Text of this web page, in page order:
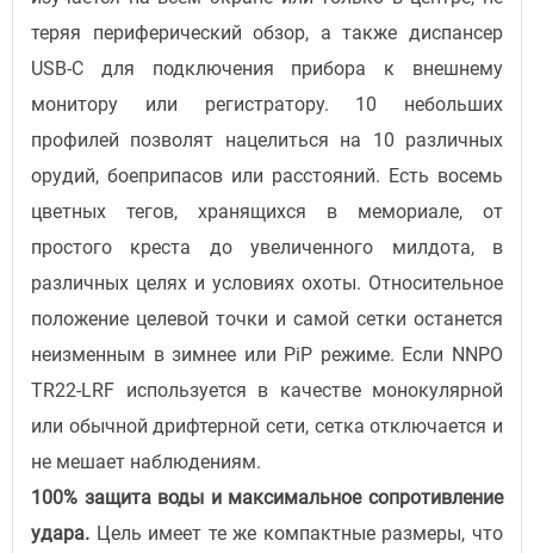
теряя периферический обзор, а также диспансер
USB-C для подключения прибора к внешнему
монитору или регистратору. 10 небольших
профилей позволят нацелиться на 10 различных
орудий, боеприпасов или расстояний. Есть восемь
цветных тегов, хранящихся в мемориале, от
простого креста до увеличенного милдота, в
различных целях и условиях охоты. Относительное
положение целевой точки и самой сетки останется
неизменным в зимнее или PiP режиме. Если NNPO
TR22-LRF используется в качестве монокулярной
или обычной дрифтерной сети, сетка отключается и
не мешает наблюдениям.
100% защита воды и максимальное сопротивление
удара. Цель имеет те же компактные размеры, что